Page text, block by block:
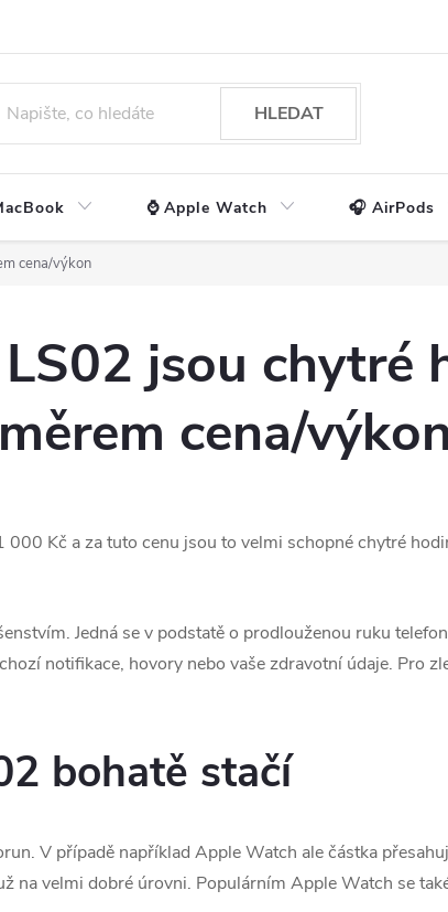
HLEDAT
⌚ Apple Watch 🎧 AirPods
cena/výkon
jsou chytré
cena/
Kč a za tuto cenu jsou to velmi schopné chytré
Jedná se v podstatě o prodlouženou ruku
notifikace, hovory nebo vaše zdravotní údaje. Pro
bohatě stačí
V případě například Apple Watch ale částka
na velmi dobré úrovni. Populárním Apple Watch se